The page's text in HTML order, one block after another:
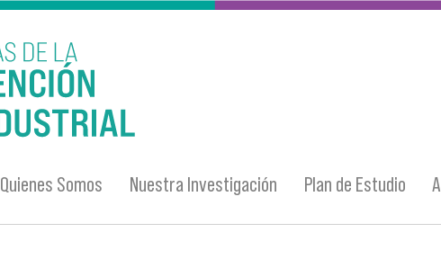
Quienes Somos Nuestra Investigación Plan de Estudio